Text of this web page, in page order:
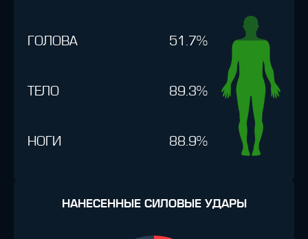
ГОЛОВА 51.7%
ТЕЛО 89.3%
НОГИ 88.9%
НАНЕСЕННЫЕ СИЛОВЫЕ УДАРЫ